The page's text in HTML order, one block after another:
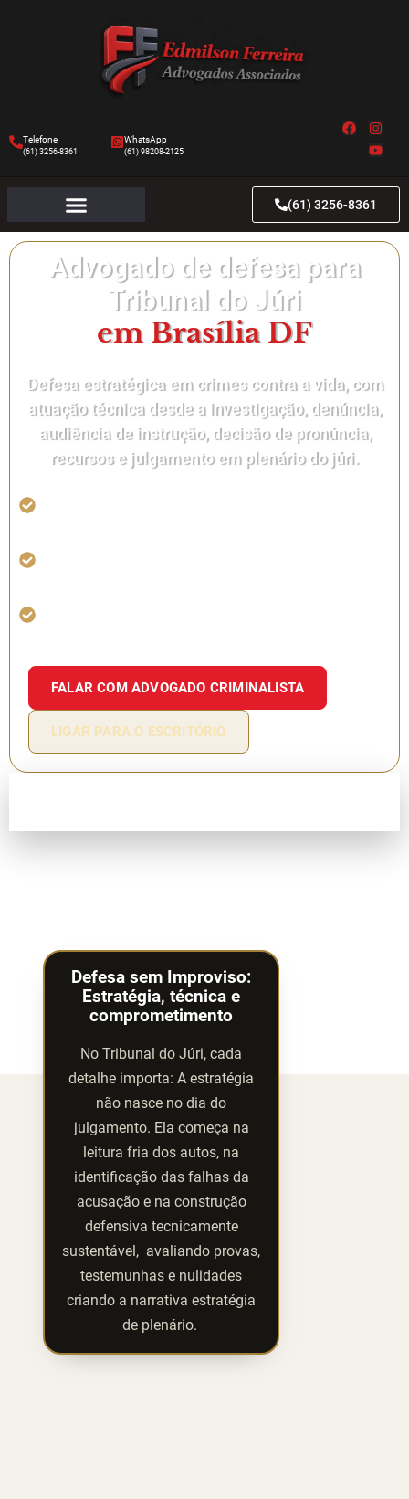
Telefone
(61) 3256-8361
WhatsApp
(61) 98208-2125
(61) 3256-8361
Advogado de defesa para
Tribunal do Júri
em Brasília DF
Defesa estratégica em crimes contra a vida, com
atuação técnica desde a investigação, denúncia,
audiência de instrução, decisão de pronúncia,
recursos e julgamento em plenário do júri.
FALAR COM ADVOGADO CRIMINALISTA
LIGAR PARA O ESCRITÓRIO
Defesa sem Improviso:
Estratégia, técnica e
comprometimento
No Tribunal do Júri, cada
detalhe importa: A estratégia
não nasce no dia do
julgamento. Ela começa na
leitura fria dos autos, na
identificação das falhas da
acusação e na construção
defensiva tecnicamente
sustentável, avaliando provas,
testemunhas e nulidades
criando a narrativa estratégia
de plenário.